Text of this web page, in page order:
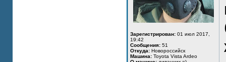
Зарегистрирован: 01 июл 2017,
19:42
Сообщения: 51
Откуда: Новороссийск
Машина: Toyota Vista Ardeo